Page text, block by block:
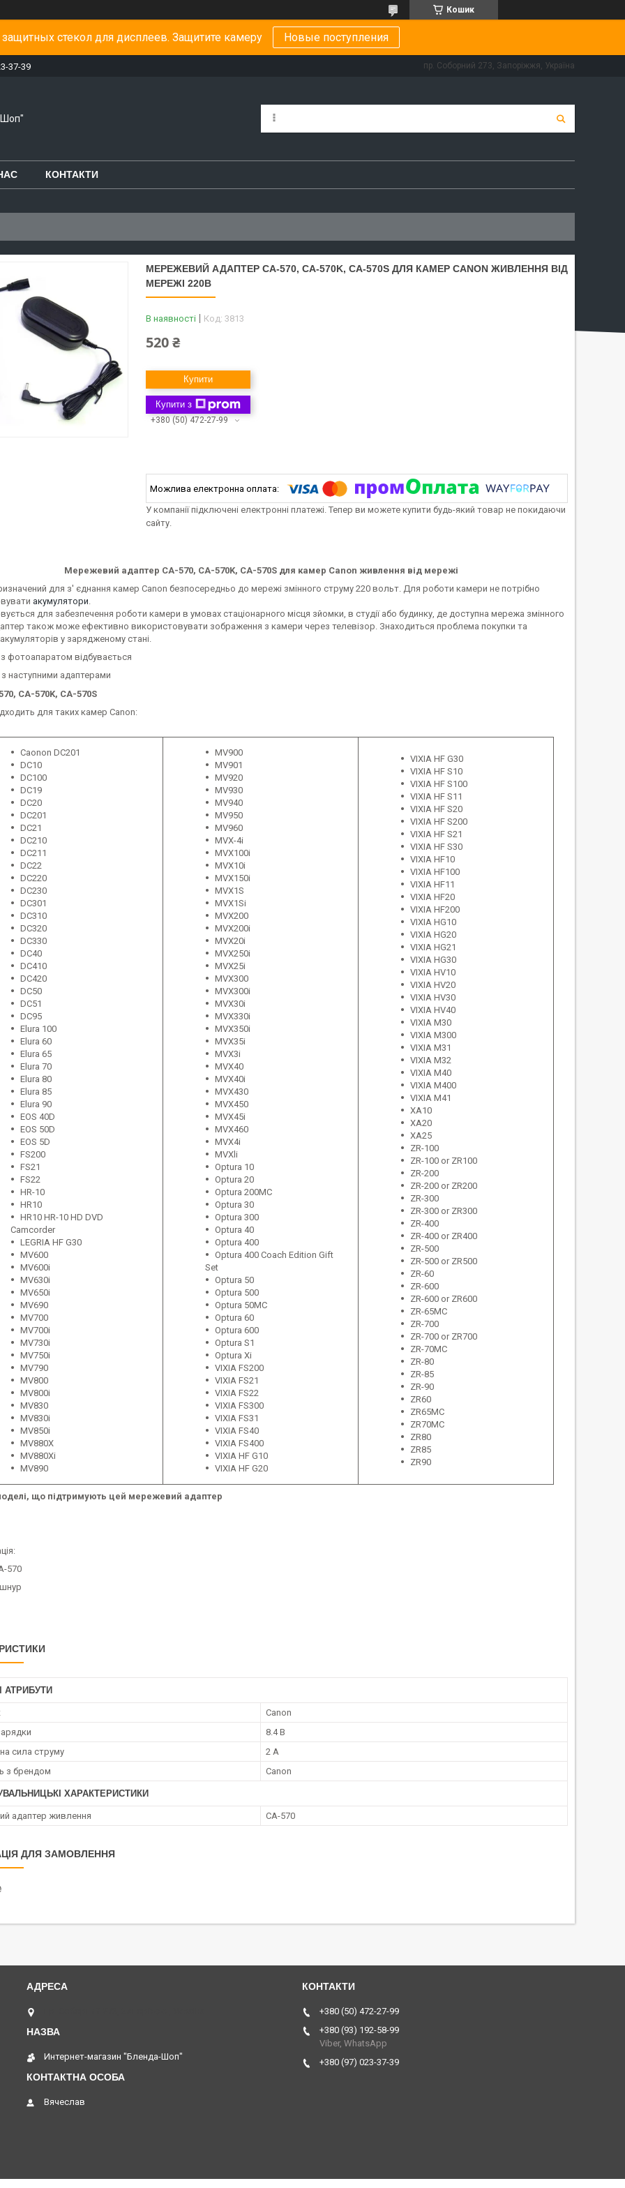
Кошик
стекол для дисплеев. Защитите камеру Новые поступления
37-39 пр. Соборний 273, Запоріжжя, Україна
Шоп"
КОНТАКТИ
МЕРЕЖЕВИЙ АДАПТЕР CA-570, CA-570K, CA-570S ДЛЯ КАМЕР CANON ЖИВЛЕННЯ ВІД
МЕРЕЖІ 220В
В наявності Код: 3813
520 ₴
Купити
Купити з
+380 (50) 472-27-99
У компанії підключені електронні платежі. Тепер ви можете купити будь-який товар не покидаючи
сайту.
Мережевий адаптер CA-570, CA-570K, CA-570S для камер Canon живлення від мережі
для з' єднання камер Canon безпосередньо до мережі змінного струму 220 вольт. Для роботи камери не потрібно
акумулятори.
для забезпечення роботи камери в умовах стаціонарного місця зйомки, в студії або будинку, де доступна мережа змінного
також може ефективно використовувати зображення з камери через телевізор. Знаходиться проблема покупки та
у зарядженому стані.
фотоапаратом відбувається
наступними адаптерами
CA-570K, CA-570S
для таких камер Canon:
Caonon DC201
DC10
DC100
DC19
DC20
DC201
DC21
DC210
DC211
DC22
DC220
DC230
DC301
DC310
DC320
DC330
DC40
DC410
DC420
DC50
DC51
DC95
Elura 100
Elura 60
Elura 65
Elura 70
Elura 80
Elura 85
Elura 90
EOS 40D
EOS 50D
EOS 5D
FS200
FS21
FS22
HR-10
HR10
HR10 HR-10 HD DVD
Camcorder
LEGRIA HF G30
MV600
MV600i
MV630i
MV650i
MV690
MV700
MV700i
MV730i
MV750i
MV790
MV800
MV800i
MV830
MV830i
MV850i
MV880X
MV880Xi
MV890
MV900
MV901
MV920
MV930
MV940
MV950
MV960
MVX-4i
MVX100i
MVX10i
MVX150i
MVX1S
MVX1Si
MVX200
MVX200i
MVX20i
MVX250i
MVX25i
MVX300
MVX300i
MVX30i
MVX330i
MVX350i
MVX35i
MVX3i
MVX40
MVX40i
MVX430
MVX450
MVX45i
MVX460
MVX4i
MVXli
Optura 10
Optura 20
Optura 200MC
Optura 30
Optura 300
Optura 40
Optura 400
Optura 400 Coach Edition Gift
Set
Optura 50
Optura 500
Optura 50MC
Optura 60
Optura 600
Optura S1
Optura Xi
VIXIA FS200
VIXIA FS21
VIXIA FS22
VIXIA FS300
VIXIA FS31
VIXIA FS40
VIXIA FS400
VIXIA HF G10
VIXIA HF G20
VIXIA HF G30
VIXIA HF S10
VIXIA HF S100
VIXIA HF S11
VIXIA HF S20
VIXIA HF S200
VIXIA HF S21
VIXIA HF S30
VIXIA HF10
VIXIA HF100
VIXIA HF11
VIXIA HF20
VIXIA HF200
VIXIA HG10
VIXIA HG20
VIXIA HG21
VIXIA HG30
VIXIA HV10
VIXIA HV20
VIXIA HV30
VIXIA HV40
VIXIA M30
VIXIA M300
VIXIA M31
VIXIA M32
VIXIA M40
VIXIA M400
VIXIA M41
XA10
XA20
XA25
ZR-100
ZR-100 or ZR100
ZR-200
ZR-200 or ZR200
ZR-300
ZR-300 or ZR300
ZR-400
ZR-400 or ZR400
ZR-500
ZR-500 or ZR500
ZR-60
ZR-600
ZR-600 or ZR600
ZR-65MC
ZR-700
ZR-700 or ZR700
ZR-70MC
ZR-80
ZR-85
ZR-90
ZR60
ZR65MC
ZR70MC
ZR80
ZR85
ZR90
що підтримують цей мережевий адаптер
570
АТРИБУТИ
Canon
8.4 В
сила струму
2 А
з брендом
Canon
ХАРАКТЕРИСТИКИ
адаптер живлення CA-570
ДЛЯ ЗАМОВЛЕННЯ
Интернет-магазин "Бленда-Шоп"
Вячеслав
+380 (50) 472-27-99
+380 (93) 192-58-99
Viber, WhatsApp
+380 (97) 023-37-39